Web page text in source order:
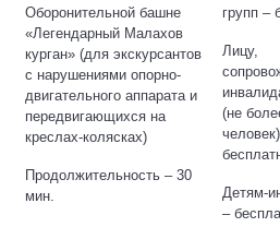
Оборонительной башне
«Легендарный Малахов
курган» (для экскурсантов
с нарушениями опорно-
двигательного аппарата и
передвигающихся на
креслах-колясках)
Продолжительность – 30
мин.
групп –
Лицу,
(не
Детям-
–